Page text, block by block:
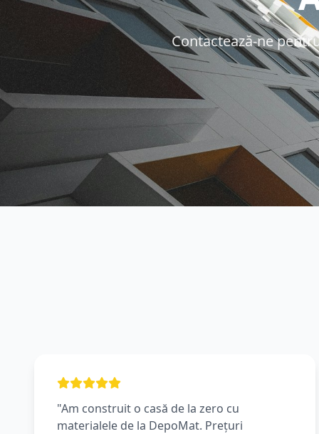
Contactează-ne
"Am construit o casă de la zero cu
materialele de la DepoMat. Prețuri